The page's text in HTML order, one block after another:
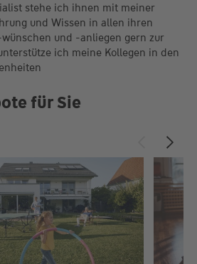
stehe ich ihnen mit meiner
und Wissen in allen ihren
und -anliegen gern zur
ich meine Kollegen in den
für Sie